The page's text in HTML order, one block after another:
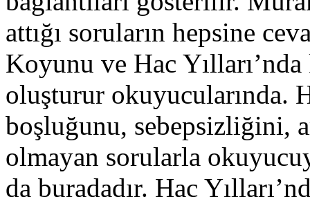
attığı soruların hepsine
Koyunu ve Hac
oluşturur okuyucularında.
boşluğunu, sebepsizliğini,
olmayan sorularla
da buradadır. Hac